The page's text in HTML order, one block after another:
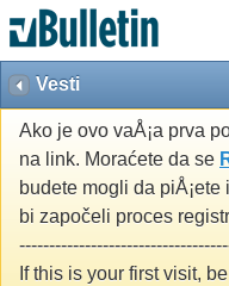
Vesti
Ako je ovo vaÅ¡a prva
na link. Moraćete da se
budete mogli da
bi započeli proces
If this is your first visit,